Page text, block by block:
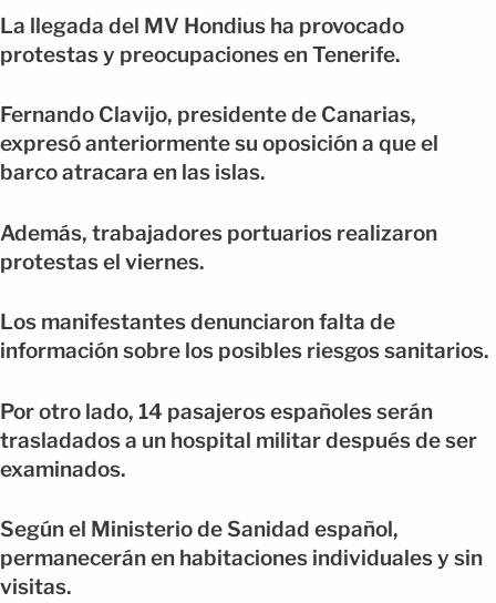
La llegada del MV Hondius ha provocado
protestas y preocupaciones en Tenerife.
Fernando Clavijo, presidente de Canarias,
expresó anteriormente su oposición a que el
barco atracara en las islas.
Además, trabajadores portuarios realizaron
protestas el viernes.
Los manifestantes denunciaron falta de
información sobre los posibles riesgos sanitarios.
Por otro lado, 14 pasajeros españoles serán
trasladados a un hospital militar después de ser
examinados.
Según el Ministerio de Sanidad español,
permanecerán en habitaciones individuales y sin
visitas.